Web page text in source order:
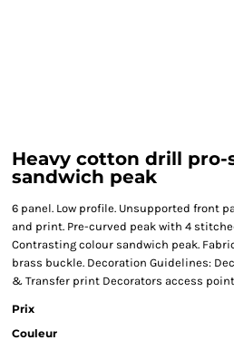
Heavy cotton drill
sandwich peak
6 panel. Low profile. Unsupported front
and print. Pre-curved peak with 4
Contrasting colour sandwich peak.
brass buckle. Decoration Guidelines:
& Transfer print Decorators access
Prix
Couleur